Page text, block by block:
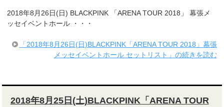
2018年8月26日(日) BLACKPINK 「ARENA TOUR 2018」 幕張メ
ッセイベントホール ・・・
「2018年8月26日(日)BLACKPINK「ARENA TOUR 2018」幕張
メッセイベントホール セットリスト」の続きを読む
2018年8月25日(土)BLACKPINK「ARENA TOUR